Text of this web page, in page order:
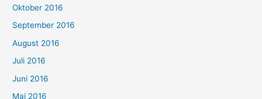
Oktober 2016
September 2016
August 2016
Juli 2016
Juni 2016
Mai 2016